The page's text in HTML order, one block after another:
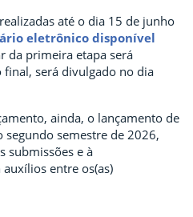
até o dia 15 de junho
eletrônico disponível
da primeira etapa será
será divulgado no dia
ainda, o lançamento de
semestre de 2026,
submissões e à
entre os(as)